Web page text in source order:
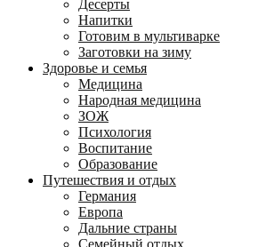
Десерты
Напитки
Готовим в мультиварке
Заготовки на зиму
Здоровье и семья
Медицина
Народная медицина
ЗОЖ
Психология
Воспитание
Образование
Путешествия и отдых
Германия
Европа
Дальние страны